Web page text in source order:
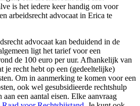
is het iedere keer handig om voor
arbeidsrecht advocaat in Erica te
advocaat kan beduidend in de
ligt het tarief voor een
de 100 euro per uur. Afhankelijk van
je recht hebt op een (gedeeltelijke)
Om in aanmerking te komen voor een
ook wel gesubsidieerde rechtshulp
een aantal eisen. Elke aanvraag